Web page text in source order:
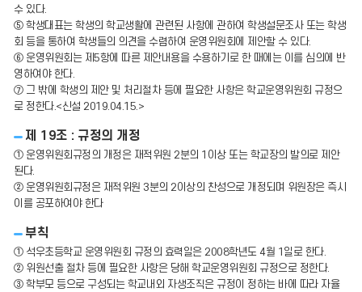
수 있다.
⑤ 학생대표는 학생의 학교생활에 관련된 사항에 관하여 학생설문조사 또는 학생
회 등을 통하여 학생들의 의견을 수렴하여 운영위원회에 제안할 수 있다.
⑥ 운영위원회는 제5항에 따른 제안내용을 수용하기로 한 때에는 이를 심의에 반
영하여야 한다.
⑦ 그 밖에 학생의 제안 및 처리절차 등에 필요한 사항은 학교운영위원회 규정으
로 정한다.<신설 2019.04.15.>
제 19조 : 규정의 개정
① 운영위원회규정의 개정은 재적위원 2분의 1이상 또는 학교장의 발의로 제안
된다.
② 운영위원회규정은 재적위원 3분의 2이상의 찬성으로 개정되며 위원장은 즉시
이를 공포하여야 한다
부칙
① 석우초등학교 운영위원회 규정의 효력일은 2008학년도 4월 1일로 한다.
② 위원선출 절차 등에 필요한 사항은 당해 학교운영위원회 규정으로 정한다.
③ 학부모 등으로 구성되는 학교내외 자생조직은 규정이 정하는 바에 따라 자율